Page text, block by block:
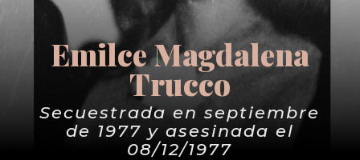
Emilce Magdalena
Trucco
Secuestrada en septiembre
de 1977 y asesinada el
08/12/1977